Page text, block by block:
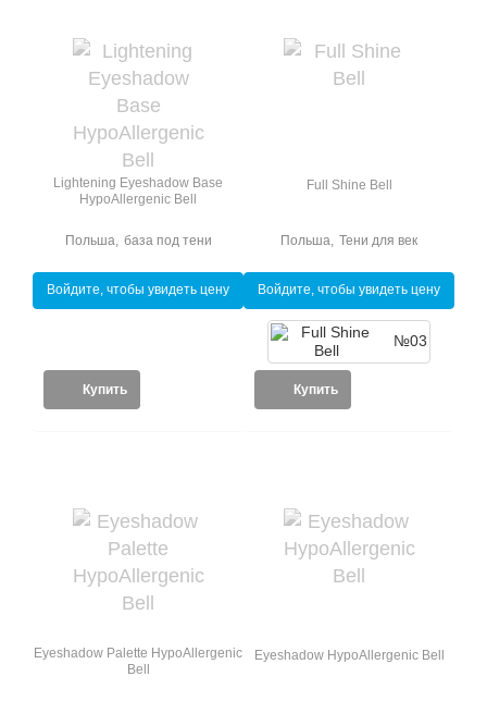
Lightening Eyeshadow Base
HypoAllergenic Bell
база под тени
Польша
Войдите, чтобы увидеть цену
Купить
Full Shine Bell
Тени для век
Польша
Войдите, чтобы увидеть цену
№03
Купить
Eyeshadow Palette HypoAllergenic
Bell
Eyeshadow HypoAllergenic Bell